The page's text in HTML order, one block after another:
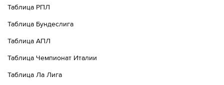
заменяет Девайн Ренш
75´
Тактическая замена. Куадио Коне уходит с поля и
его заменяет Lorenzo Venturino
75´ Удар от ворот произведет Парма
Таблица РПЛ
Таблица Бундеслига
Таблица АПЛ
Таблица Чемпионат Италии
Таблица Ла Лига